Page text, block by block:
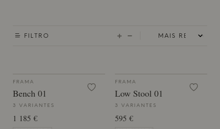
FILTRO
FRAMA
Bench 01
3 VARIANTES
1 185 €
FRAMA
Low Stool 01
3 VARIANTES
595 €